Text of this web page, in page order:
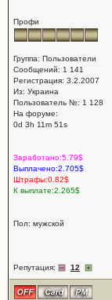
Профи
Группа: Пользователи
Сообщений: 1 141
Регистрация: 3.2.2007
Из: Украина
Пользователь №: 1 128
На форуме:
0d 3h 11m 51s
Заработано:5.79$
Выплачено:2.705$
Штрафы:0.82$
К выплате:2.265$
Пол: мужской
Репутация: 12